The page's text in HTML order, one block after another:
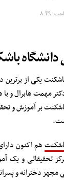
یکی از
بر آموزش و
۲۷ مرکز تحقیقاتی
دخترانه و